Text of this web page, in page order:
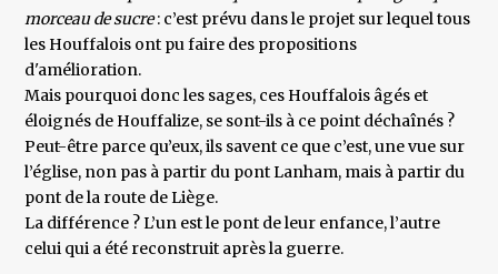
morceau de sucre: c’est prévu dans le projet sur lequel tous
les Houffalois ont pu faire des propositions
d'amélioration.
Mais pourquoi donc les sages, ces Houffalois âgés et
éloignés de Houffalize, se sont-ils à ce point déchaînés ?
Peut-être parce qu’eux, ils savent ce que c’est, une vue sur
l’église, non pas à partir du pont Lanham, mais à partir du
pont de la route de Liège.
La différence ? L’un est le pont de leur enfance, l’autre
celui qui a été reconstruit après la guerre.